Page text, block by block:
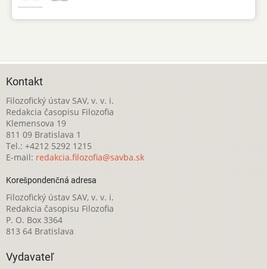
Kontakt
Filozofický ústav SAV, v. v. i.
Redakcia časopisu Filozofia
Klemensova 19
811 09 Bratislava 1
Tel.: +4212 5292 1215
E-mail: redakcia.filozofia@savba.sk
Korešpondenčná adresa
Filozofický ústav SAV, v. v. i.
Redakcia časopisu Filozofia
P. O. Box 3364
813 64 Bratislava
Vydavateľ